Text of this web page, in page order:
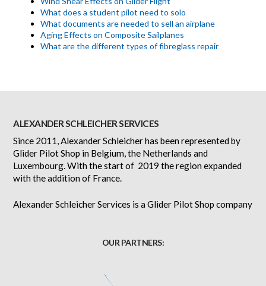
What does a student pilot need to solo
What documents are needed to sell an airplane
Aging Effects on Composite Sailplanes
What are the different types of fibreglass repair
ALEXANDER SCHLEICHER SERVICES
Since 2011, Alexander Schleicher has been represented by
Glider Pilot Shop in Belgium, the Netherlands and
Luxembourg. With the start of 2019 the region expanded
with the addition of France.
Alexander Schleicher Services is a Glider Pilot Shop company
OUR PARTNERS: